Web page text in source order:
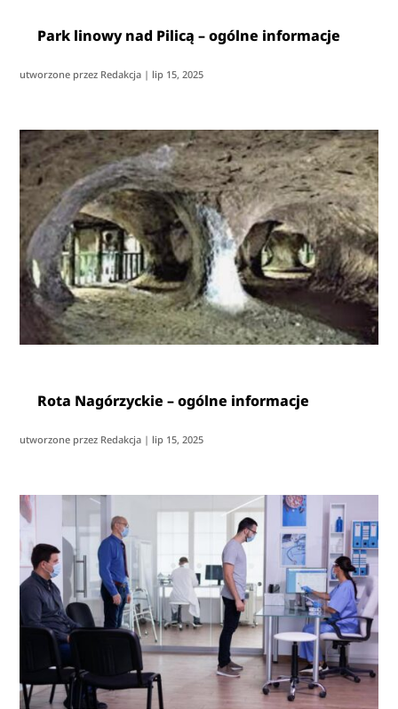
Park linowy nad Pilicą – ogólne informacje
utworzone przez Redakcja | lip 15, 2025
Rota Nagórzyckie – ogólne informacje
utworzone przez Redakcja | lip 15, 2025